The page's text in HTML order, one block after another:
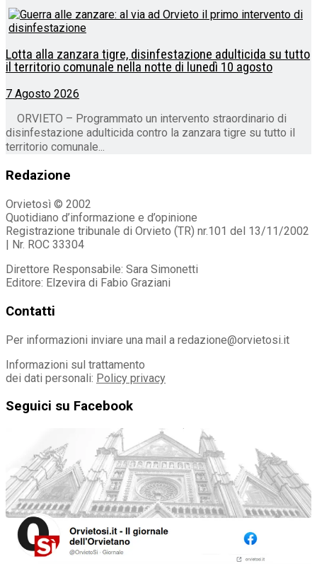
Lotta alla zanzara tigre, disinfestazione adulticida su tutto
il territorio comunale nella notte di lunedì 10 agosto
7 Agosto 2026
ORVIETO – Programmato un intervento straordinario di
disinfestazione adulticida contro la zanzara tigre su tutto il
territorio comunale...
Redazione
Orvietosì © 2002
Quotidiano d’informazione e d’opinione
Registrazione tribunale di Orvieto (TR) nr.101 del 13/11/2002
| Nr. ROC 33304
Direttore Responsabile: Sara Simonetti
Editore: Elzevira di Fabio Graziani
Contatti
Per informazioni inviare una mail a redazione@orvietosi.it
Informazioni sul trattamento
dei dati personali: Policy privacy
Seguici su Facebook